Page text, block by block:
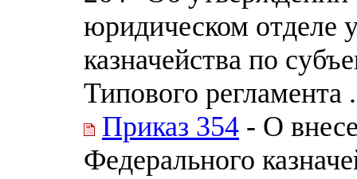
юридическом отделе
казначейства по
Типового регламента
Приказ 354 - О
Федерального